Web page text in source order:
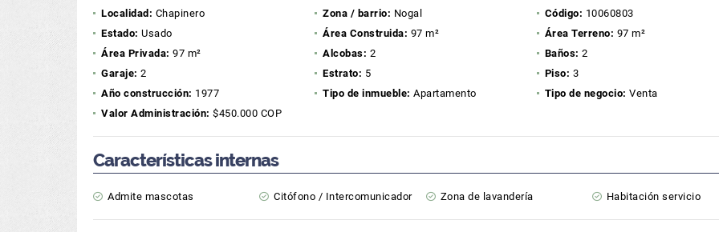
Localidad: Chapinero Zona / barrio: Nogal Código: 10060803
Estado: Usado Área Construida: 97 m² Área Terreno: 97 m²
Área Privada: 97 m² Alcobas: 2 Baños: 2
Garaje: 2 Estrato: 5 Piso: 3
Año construcción: 1977 Tipo de inmueble: Apartamento Tipo de negocio: Venta
Valor Administración: $450.000 COP
Características internas
Admite mascotas Citófono / Intercomunicador Zona de lavandería Habitación servicio